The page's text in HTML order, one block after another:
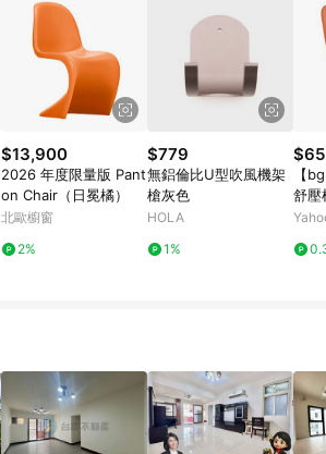
$13,900
2026 年度限量版 Pant
on Chair（日冕橘）
北歐櫥窗
2%
$779
無鋁倫比U型吹風機架
槍灰色
HOLA
1%
【
舒壓
高科
／養